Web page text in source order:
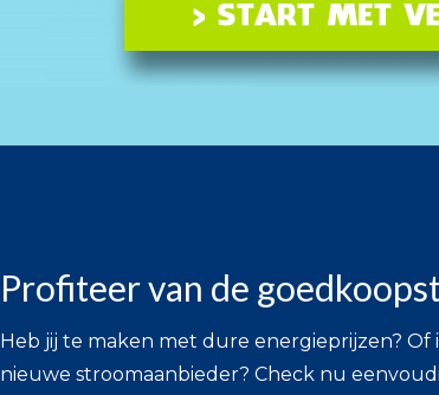
Profiteer van de
Heb jij te maken met dure energieprijzen? Of
nieuwe stroomaanbieder? Check nu